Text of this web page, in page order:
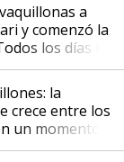
a
y comenzó la
los días le
productor”
la
crece entre los
un momento
la actividad